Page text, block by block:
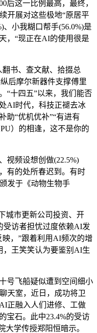
后这一比例最高，最终，
开展对这些极地“原居平
、小我糊口帮手(56.0%)是
，“现正在AI的使用很是
书、查文献、拾掇总
后摩尔新器件支撑傅里
“十四五”以来，我们能否
AI时代，科技正褪去冰
助“优机优补”“有进有
）的相逢，这不是你的
频设想创做(22.5%)
有的处所春迟到。有时
发于《动物生物手
市更新公司投资、开
受访者担忧过度依赖AI发
，”跟着利用AI频次的增
，王笑笑认为要鉴别AI生
飞船疑似遭到空间细小
天室，近日，成功将卫
正融入人们进修、工做
宝石。此中23.4%的受访
大学传授郑阳恒暗示。